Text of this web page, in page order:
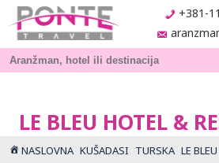
+381-
LE BLEU HOTEL &
NASLOVNA KUŠADASI TURSKA LE